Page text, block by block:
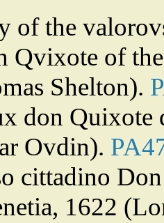
of the
Qvixote of
Shelton).
don Quixote
Ovdin).
cittadino
1622